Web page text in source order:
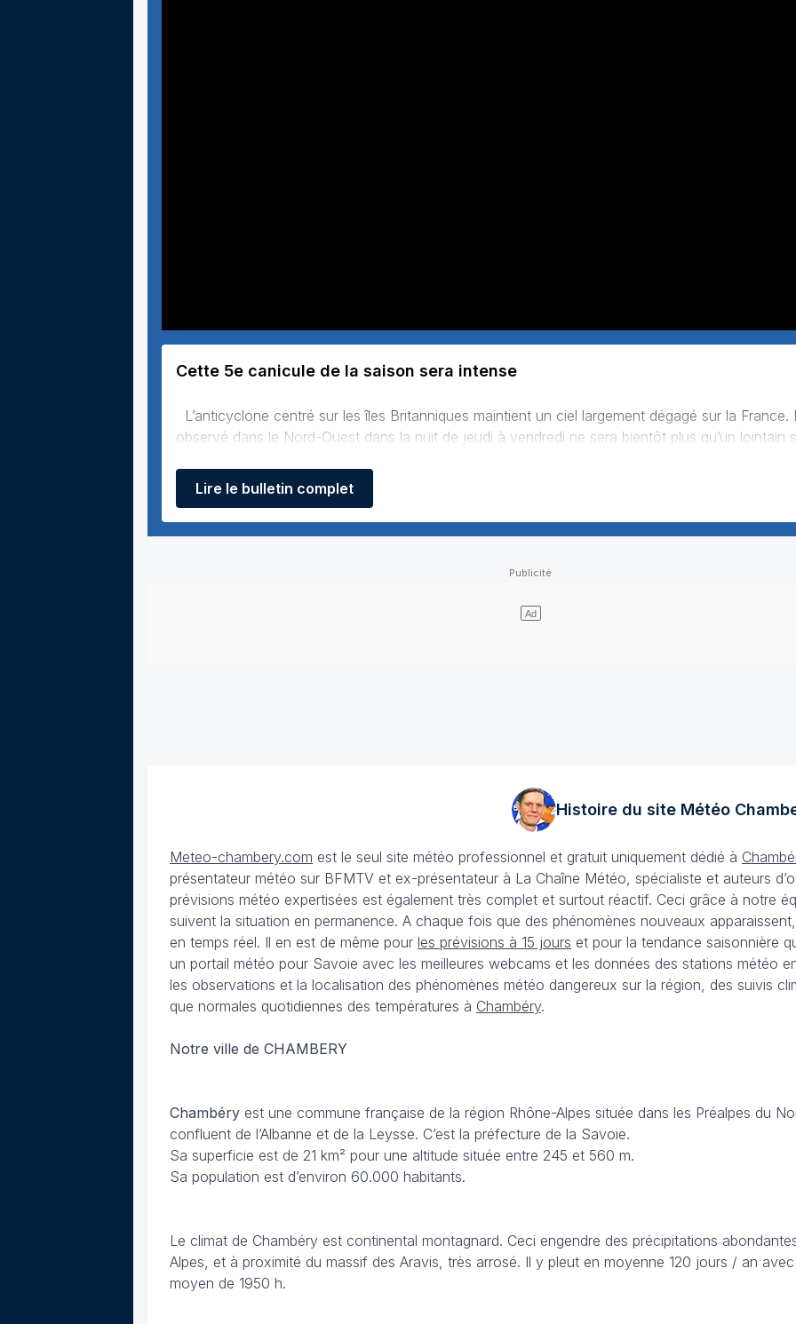
Cette 5e canicule de la saison sera intense
observé dans le Nord-Ouest dans la nuit de jeudi à vendredi ne sera bientôt plus qu’un lointain
Lire le bulletin complet
Histoire du site Météo
Meteo-chambery.com est le seul site météo professionnel et gratuit uniquement dédié à
présentateur météo sur BFMTV et ex-présentateur à La Chaîne Météo, spécialiste et auteurs
prévisions météo expertisées est également très complet et surtout réactif. Ceci grâce à notre
suivent la situation en permanence. A chaque fois que des phénomènes nouveaux
en temps réel. Il en est de même pour les prévisions à 15 jours et pour la tendance saisonnière
un portail météo pour Savoie avec les meilleures webcams et les données des stations météo
les observations et la localisation des phénomènes météo dangereux sur la région, des suivis
que normales quotidiennes des températures à Chambéry.
Notre ville de CHAMBERY
Chambéry est une commune française de la région Rhône-Alpes située dans les Préalpes du
confluent de l’Albanne et de la Leysse. C’est la préfecture de la Savoie.
Sa superficie est de 21 km² pour une altitude située entre 245 et 560 m.
Sa population est d’environ 60.000 habitants.
Le climat de Chambéry est continental montagnard. Ceci engendre des précipitations
Alpes, et à proximité du massif des Aravis, très arrosé. Il y pleut en moyenne 120 jours / an
moyen de 1950 h.